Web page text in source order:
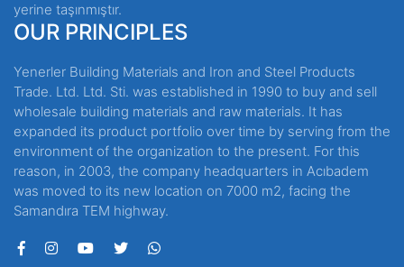
yerine taşınmıştır.
OUR PRINCIPLES
Yenerler Building Materials and Iron and Steel Products
Trade. Ltd. Ltd. Sti. was established in 1990 to buy and sell
wholesale building materials and raw materials. It has
expanded its product portfolio over time by serving from the
environment of the organization to the present. For this
reason, in 2003, the company headquarters in Acıbadem
was moved to its new location on 7000 m2, facing the
Samandıra TEM highway.